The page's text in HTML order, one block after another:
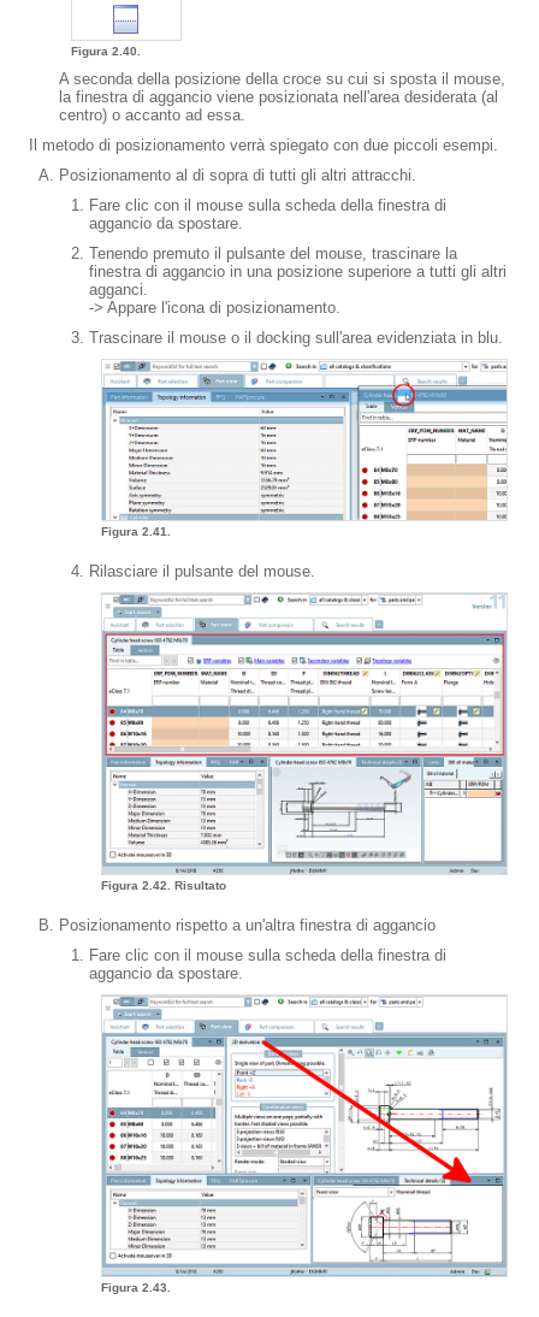
Figura 2.40.
A seconda della posizione della croce su cui si sposta il mouse,
la finestra di aggancio viene posizionata nell'area desiderata (al
centro) o accanto ad essa.
Il metodo di posizionamento verrà spiegato con due piccoli esempi.
Posizionamento al di sopra di tutti gli altri attracchi.
Fare clic con il mouse sulla scheda della finestra di
aggancio da spostare.
Tenendo premuto il pulsante del mouse, trascinare la
finestra di aggancio in una posizione superiore a tutti gli altri
agganci.
-> Appare l'icona di posizionamento.
Trascinare il mouse o il docking sull'area evidenziata in blu.
Figura 2.41.
Rilasciare il pulsante del mouse.
Figura 2.42. Risultato
Posizionamento rispetto a un'altra finestra di aggancio
Fare clic con il mouse sulla scheda della finestra di
aggancio da spostare.
Figura 2.43.